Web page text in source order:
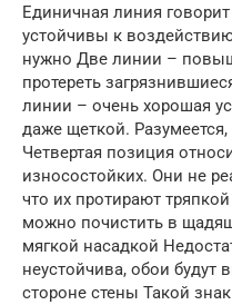
Единичная линия
устойчивы к
нужно Две линии –
протереть
линии – очень хорошая
даже щеткой.
Четвертая позиция
износостойких. Они не
что их протирают
можно почистить в
мягкой насадкой
неустойчива, обои будут
стороне стены Такой